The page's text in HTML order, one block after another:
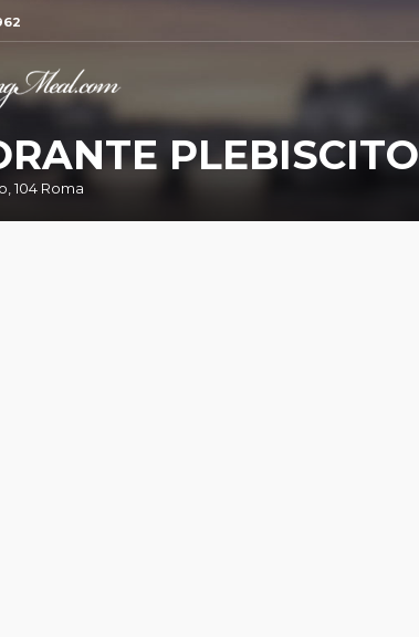
PLEBISCITO
104 Roma